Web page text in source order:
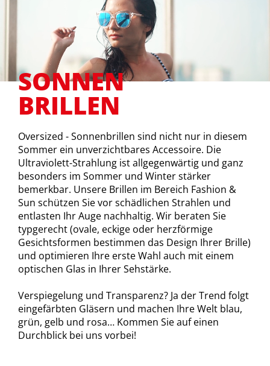
SONNEN
BRILLEN
Oversized - Sonnenbrillen sind nicht nur in diesem
Sommer ein unverzichtbares Accessoire. Die
Ultraviolett-Strahlung ist allgegenwärtig und ganz
besonders im Sommer und Winter stärker
bemerkbar. Unsere Brillen im Bereich Fashion &
Sun schützen Sie vor schädlichen Strahlen und
entlasten Ihr Auge nachhaltig. Wir beraten Sie
typgerecht (ovale, eckige oder herzförmige
Gesichtsformen bestimmen das Design Ihrer Brille)
und optimieren Ihre erste Wahl auch mit einem
optischen Glas in Ihrer Sehstärke.
Verspiegelung und Transparenz? Ja der Trend folgt
eingefärbten Gläsern und machen Ihre Welt blau,
grün, gelb und rosa… Kommen Sie auf einen
Durchblick bei uns vorbei!